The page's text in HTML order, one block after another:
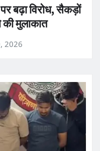
बढ़ा विरोध, सैकड़ों
की मुलाकात
2026